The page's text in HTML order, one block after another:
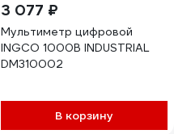
3 077 ₽
Мультиметр цифровой
INGCO 1000В INDUSTRIAL
DM310002
В корзину